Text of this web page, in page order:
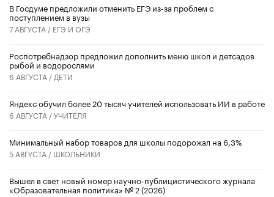
В Госдуме предложили отменить ЕГЭ из-за проблем с
поступлением в вузы
7 АВГУСТА / ЕГЭ И ОГЭ
Роспотребнадзор предложил дополнить меню школ и детсадов
рыбой и водорослями
6 АВГУСТА / ДЕТИ
​Яндекс обучил более 20 тысяч учителей использовать ИИ в работе
6 АВГУСТА /УЧИТЕЛЯ
Минимальный набор товаров для школы подорожал на 6,3%
5 АВГУСТА / ШКОЛЬНИКИ
Вышел в свет новый номер научно-публицистического журнала
«Образовательная политика» № 2 (2026)